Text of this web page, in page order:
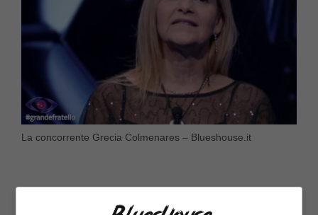
La concorrente Grecia Colmenares – Blueshouse.it